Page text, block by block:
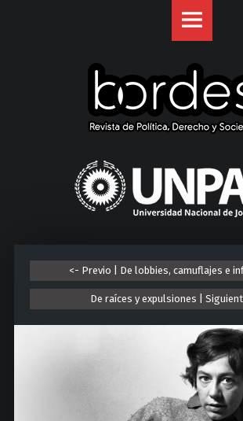
U
n
i
v
r
s
i
d
d
N
a
<- Previo | De lobbies, camuflajes e
De raíces y expulsiones |